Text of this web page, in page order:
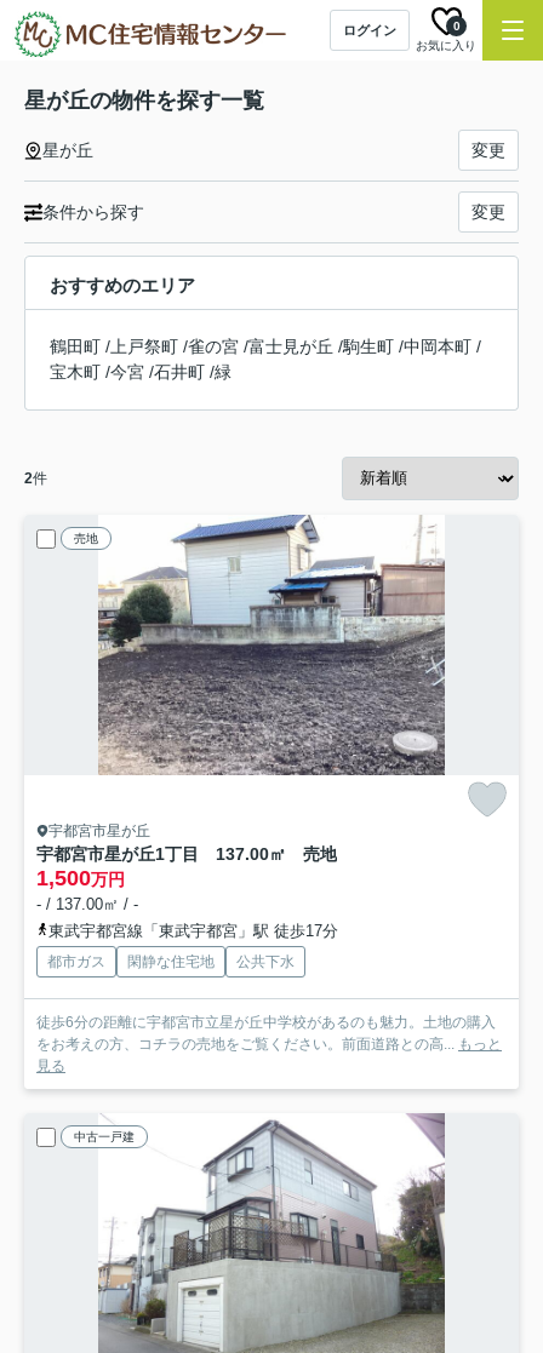
ログイン
お気に入り
0
星が丘の物件を探す一覧
星が丘 変更
条件から探す 変更
おすすめのエリア
鶴田町 / 上戸祭町 /雀の宮 /富士見が丘 /駒生町 /中岡本町 /
宝木町 /今宮 /石井町 /緑
2件
売地
宇都宮市星が丘
宇都宮市星が丘1丁目 137.00㎡ 売地
1,500万円
- / 137.00㎡ / -
東武宇都宮線「東武宇都宮」駅 徒歩17分
都市ガス 閑静な住宅地 公共下水
徒歩6分の距離に宇都宮市立星が丘中学校があるのも魅力。土地の購入
をお考えの方、コチラの売地をご覧ください。前面道路との高... もっと
見る
中古一戸建